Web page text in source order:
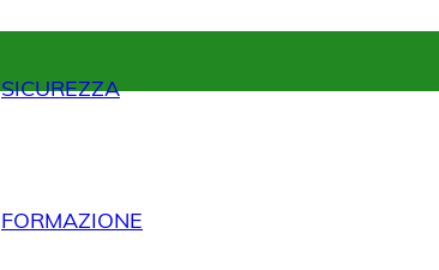
SICUREZZA
FORMAZIONE